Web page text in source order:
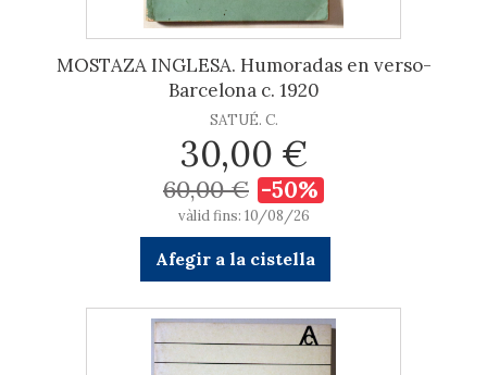
MOSTAZA INGLESA. Humoradas en verso-
Barcelona c. 1920
SATUÉ. C.
30,00 €
60,00 € -50%
vàlid fins: 10/08/26
Afegir a la cistella